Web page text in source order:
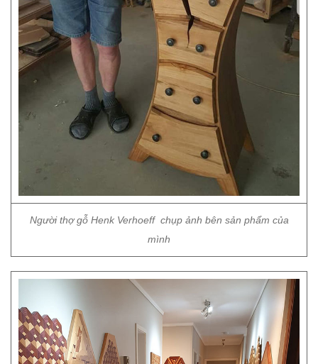
Người thợ gỗ Henk Verhoeff chụp ảnh bên sản phẩm của
mình